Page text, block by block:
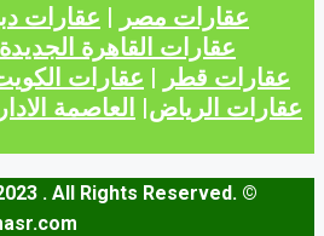
عقارات مصر | عقارات
عقارات القاهرة الجديدة
عقارات قطر | عقارات
عقارات الرياض| العاصمة
. All Rights Reserved.